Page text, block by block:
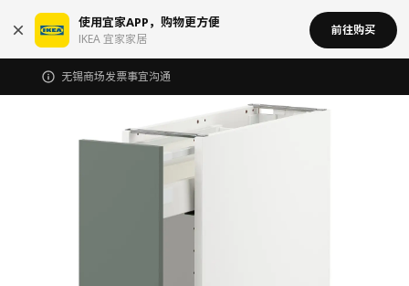
使用宜家APP，购物更方便
IKEA 宜家家居
前往购买
无锡商场发票事宜沟通